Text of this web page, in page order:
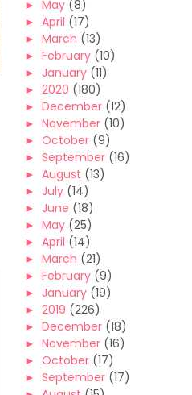
► May (8)
► April (17)
► March (13)
► February (10)
► January (11)
► 2020 (180)
► December (12)
► November (10)
► October (9)
► September (16)
► August (13)
► July (14)
► June (18)
► May (25)
► April (14)
► March (21)
► February (9)
► January (19)
► 2019 (226)
► December (18)
► November (16)
► October (17)
► September (17)